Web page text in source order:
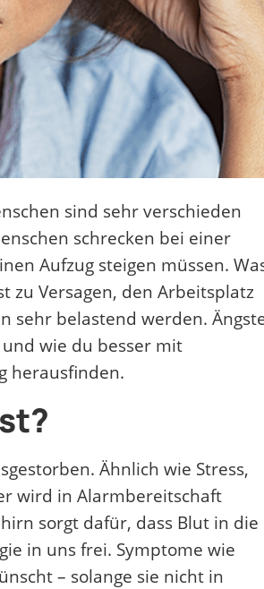
sind sehr verschieden
schrecken bei einer
Aufzug steigen müssen.
zu Versagen, den Arbeitsplatz
sehr belastend werden.
wie du besser mit
herausfinden.
Ähnlich wie Stress,
wird in Alarmbereitschaft
sorgt dafür, dass Blut in die
in uns frei. Symptome wie
– solange sie nicht in